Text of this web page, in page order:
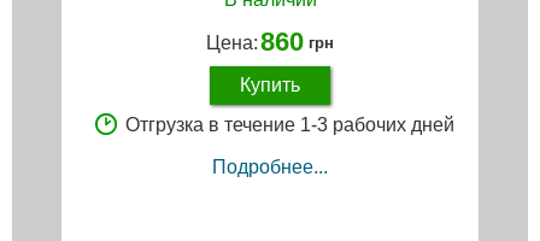
Цена:860 грн
Купить
Отгрузка в течение 1-3 рабочих дней
Подробнее...